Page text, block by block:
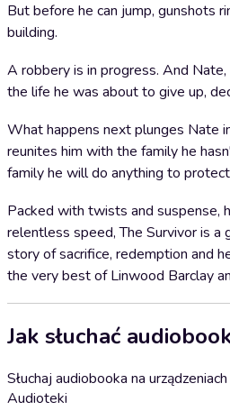
But before he can jump, gunshots
building.
A robbery is in progress. And
the life he was about to give up,
What happens next plunges Nate
reunites him with the family he
family he will do anything to
Packed with twists and suspense,
relentless speed, The Survivor is a
story of sacrifice, redemption and
the very best of Linwood Barclay
Jak słuchać
Słuchaj audiobooka na
Audioteki